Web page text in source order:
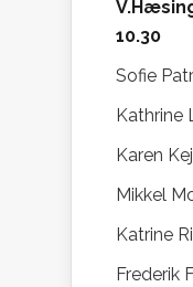
10.30
Sofie
Kathrine
Karen
Mikkel
Katrine
Frederik